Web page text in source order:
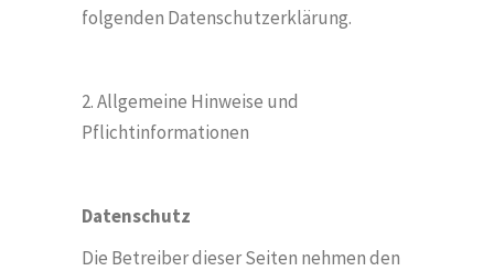
folgenden Datenschutzerklärung.
2. Allgemeine Hinweise und
Pflichtinformationen
Datenschutz
Die Betreiber dieser Seiten nehmen den